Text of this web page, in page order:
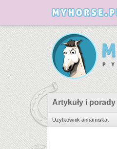
Artykuły i porady
Użytkownik annamiskat